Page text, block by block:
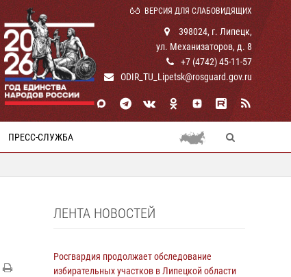
ВЕРСИЯ ДЛЯ СЛАБОВИДЯЩИХ
398024, г. Липецк,
ул. Механизаторов, д. 8
+7 (4742) 45-11-57
ODIR_TU_Lipetsk@rosguard.gov.ru
ПРЕСС-СЛУЖБА
ЛЕНТА НОВОСТЕЙ
Росгвардия продолжает обследование
избирательных участков в Липецкой области